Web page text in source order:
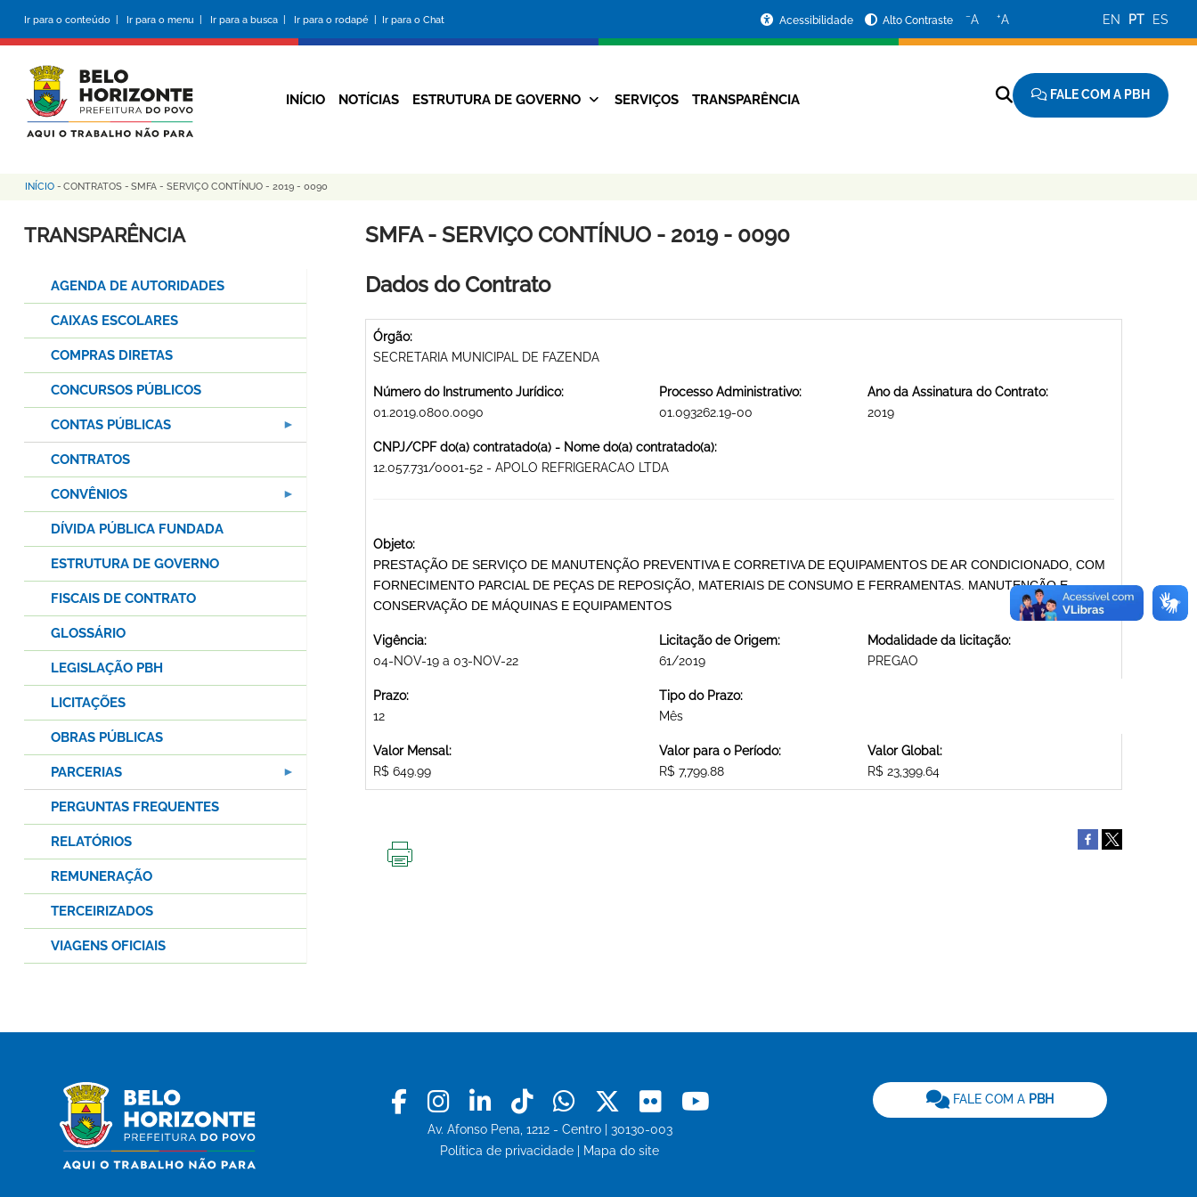
conteúdo
principal
Ir para o conteúdo | Ir para o menu | Ir para a busca | Ir para o rodapé | Ir para o Chat
da
Prefeitura
Acessibilidade Alto Contraste −A +A EN PT ES
Navegação
INÍCIO NOTÍCIAS ESTRUTURA DE GOVERNO SERVIÇOS TRANSPARÊNCIA FALE COM A PBH
Trilha
de
INÍCIO - CONTRATOS - SMFA - SERVIÇO CONTÍNUO - 2019 - 0090
SMFA - SERVIÇO CONTÍNUO - 2019 - 0090
Dados do Contrato
Órgão:
SECRETARIA MUNICIPAL DE FAZENDA
Número do Instrumento Jurídico:
01.2019.0800.0090
Processo Administrativo:
01.093262.19-00
Ano da Assinatura do Contrato:
2019
CNPJ/CPF do(a) contratado(a) - Nome do(a) contratado(a):
12.057.731/0001-52 - APOLO REFRIGERACAO LTDA
Objeto:
PRESTAÇÃO DE SERVIÇO DE MANUTENÇÃO PREVENTIVA E CORRETIVA DE EQUIPAMENTOS DE AR CONDICIONADO, COM
FORNECIMENTO PARCIAL DE PEÇAS DE REPOSIÇÃO, MATERIAIS DE CONSUMO E FERRAMENTAS. MANUTENÇÃO E
CONSERVAÇÃO DE MÁQUINAS E EQUIPAMENTOS
Vigência:
04-NOV-19 a 03-NOV-22
Licitação de Origem:
61/2019
Modalidade da licitação:
PREGAO
Prazo:
12
Tipo do Prazo:
Mês
Valor Mensal:
R$ 649.99
Valor para o Período:
R$ 7,799.88
Valor Global:
R$ 23,399.64
TRANSPARÊNCIA
AGENDA DE AUTORIDADES
CAIXAS ESCOLARES
COMPRAS DIRETAS
CONCURSOS PÚBLICOS
CONTAS PÚBLICAS
CONTRATOS
CONVÊNIOS
DÍVIDA PÚBLICA FUNDADA
ESTRUTURA DE GOVERNO
FISCAIS DE CONTRATO
GLOSSÁRIO
LEGISLAÇÃO PBH
LICITAÇÕES
OBRAS PÚBLICAS
PARCERIAS
PERGUNTAS FREQUENTES
RELATÓRIOS
REMUNERAÇÃO
TERCEIRIZADOS
VIAGENS OFICIAIS
Facebook
Instagram
LinkedinTiktokWhatsapp
X Flickr
Av. Afonso Pena, 1212 - Centro | 30130-003
Política de privacidade
Mapa do site
FALE COM A PBH